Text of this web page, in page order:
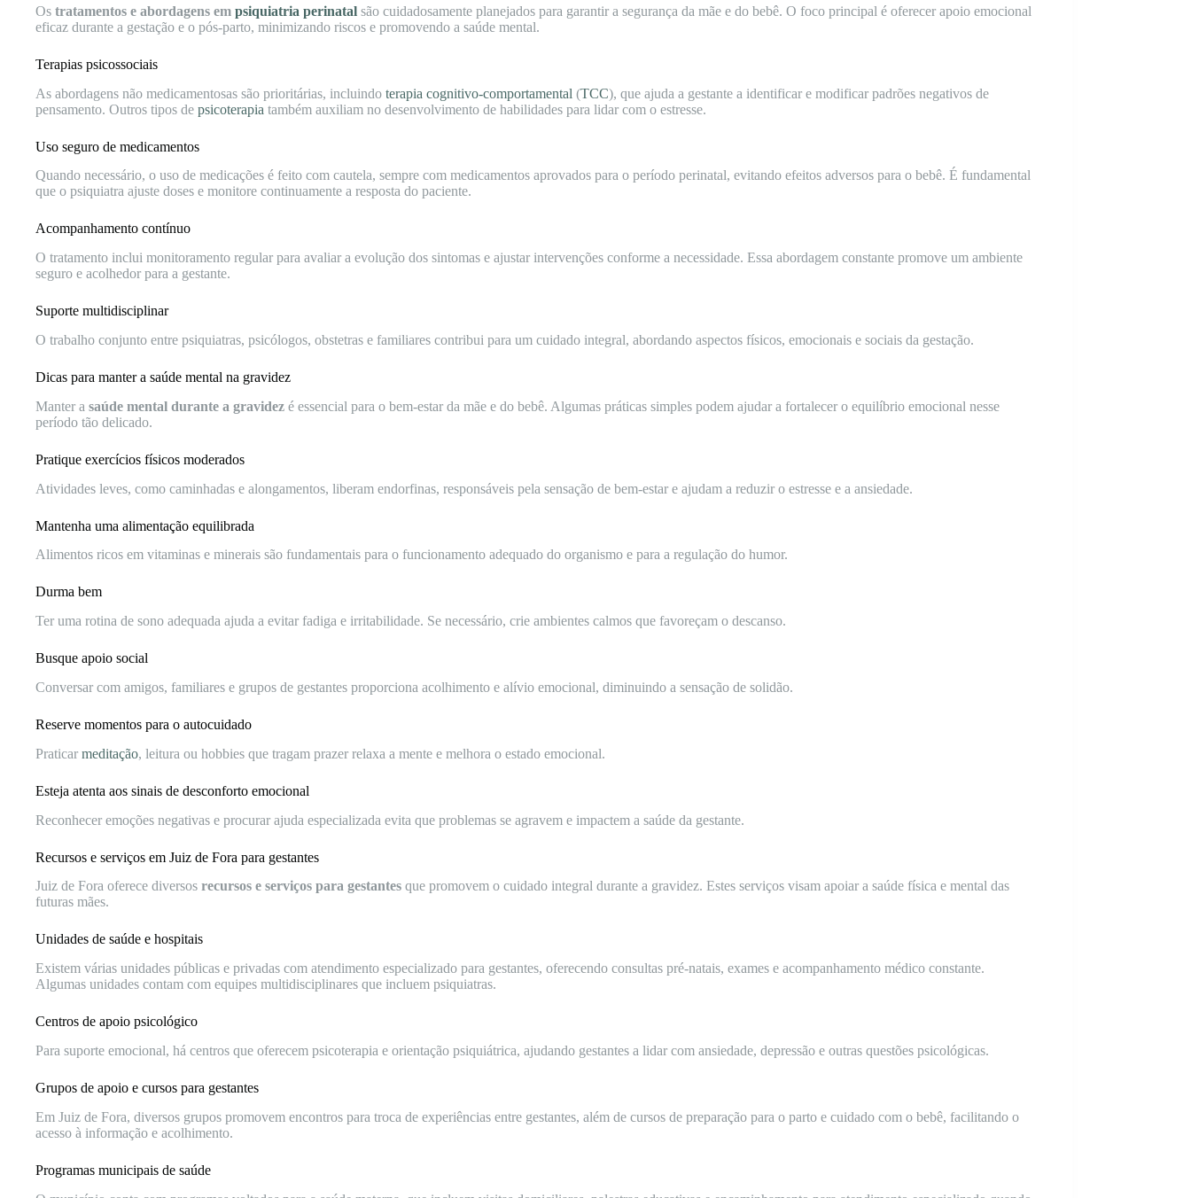
Os tratamentos e abordagens em psiquiatria perinatal são cuidadosamente planejados para garantir a segurança da mãe e do bebê. O foco principal é oferecer apoio emocional
eficaz durante a gestação e o pós-parto, minimizando riscos e promovendo a saúde mental.
Terapias psicossociais
As abordagens não medicamentosas são prioritárias, incluindo terapia cognitivo-comportamental (TCC), que ajuda a gestante a identificar e modificar padrões negativos de
pensamento. Outros tipos de psicoterapia também auxiliam no desenvolvimento de habilidades para lidar com o estresse.
Uso seguro de medicamentos
Quando necessário, o uso de medicações é feito com cautela, sempre com medicamentos aprovados para o período perinatal, evitando efeitos adversos para o bebê. É fundamental
que o psiquiatra ajuste doses e monitore continuamente a resposta do paciente.
Acompanhamento contínuo
O tratamento inclui monitoramento regular para avaliar a evolução dos sintomas e ajustar intervenções conforme a necessidade. Essa abordagem constante promove um ambiente
seguro e acolhedor para a gestante.
Suporte multidisciplinar
O trabalho conjunto entre psiquiatras, psicólogos, obstetras e familiares contribui para um cuidado integral, abordando aspectos físicos, emocionais e sociais da gestação.
Dicas para manter a saúde mental na gravidez
Manter a saúde mental durante a gravidez é essencial para o bem-estar da mãe e do bebê. Algumas práticas simples podem ajudar a fortalecer o equilíbrio emocional nesse
período tão delicado.
Pratique exercícios físicos moderados
Atividades leves, como caminhadas e alongamentos, liberam endorfinas, responsáveis pela sensação de bem-estar e ajudam a reduzir o estresse e a ansiedade.
Mantenha uma alimentação equilibrada
Alimentos ricos em vitaminas e minerais são fundamentais para o funcionamento adequado do organismo e para a regulação do humor.
Durma bem
Ter uma rotina de sono adequada ajuda a evitar fadiga e irritabilidade. Se necessário, crie ambientes calmos que favoreçam o descanso.
Busque apoio social
Conversar com amigos, familiares e grupos de gestantes proporciona acolhimento e alívio emocional, diminuindo a sensação de solidão.
Reserve momentos para o autocuidado
Praticar meditação, leitura ou hobbies que tragam prazer relaxa a mente e melhora o estado emocional.
Esteja atenta aos sinais de desconforto emocional
Reconhecer emoções negativas e procurar ajuda especializada evita que problemas se agravem e impactem a saúde da gestante.
Recursos e serviços em Juiz de Fora para gestantes
Juiz de Fora oferece diversos recursos e serviços para gestantes que promovem o cuidado integral durante a gravidez. Estes serviços visam apoiar a saúde física e mental das
futuras mães.
Unidades de saúde e hospitais
Existem várias unidades públicas e privadas com atendimento especializado para gestantes, oferecendo consultas pré-natais, exames e acompanhamento médico constante.
Algumas unidades contam com equipes multidisciplinares que incluem psiquiatras.
Centros de apoio psicológico
Para suporte emocional, há centros que oferecem psicoterapia e orientação psiquiátrica, ajudando gestantes a lidar com ansiedade, depressão e outras questões psicológicas.
Grupos de apoio e cursos para gestantes
Em Juiz de Fora, diversos grupos promovem encontros para troca de experiências entre gestantes, além de cursos de preparação para o parto e cuidado com o bebê, facilitando o
acesso à informação e acolhimento.
Programas municipais de saúde